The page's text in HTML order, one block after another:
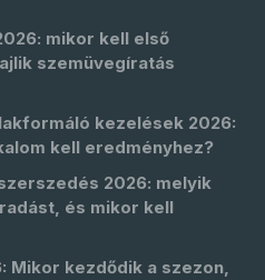
mikor kell első
szemüvegíratás
kezelések 2026:
kell eredményhez?
2026: melyik
és mikor kell
Mikor kezdődik a szezon,